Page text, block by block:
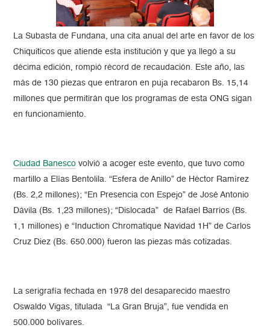
La Subasta de Fundana, una cita anual del arte en favor de los
Chiquiticos que atiende esta institución y que ya llegó a su
décima edición, rompió récord de recaudación. Este año, las
más de 130 piezas que entraron en puja recabaron Bs. 15,14
millones que permitirán que los programas de esta ONG sigan
en funcionamiento.
Ciudad Banesco volvió a acoger este evento, que tuvo como
martillo a Elías Bentolila. “Esfera de Anillo” de Héctor Ramírez
(Bs. 2,2 millones); “En Presencia con Espejo” de José Antonio
Dávila (Bs. 1,23 millones); “Dislocada” de Rafael Barrios (Bs.
1,1 millones) e “Induction Chromatique Navidad 1H” de Carlos
Cruz Diez (Bs. 650.000) fueron las piezas más cotizadas.
La serigrafía fechada en 1978 del desaparecido maestro
Oswaldo Vigas, titulada “La Gran Bruja”, fue vendida en
500.000 bolívares.